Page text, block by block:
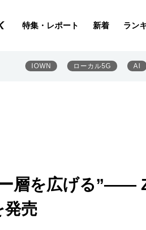
特集・レポート 新着 ラン
IOWN ローカル5G AI
層を広げる”――
発売